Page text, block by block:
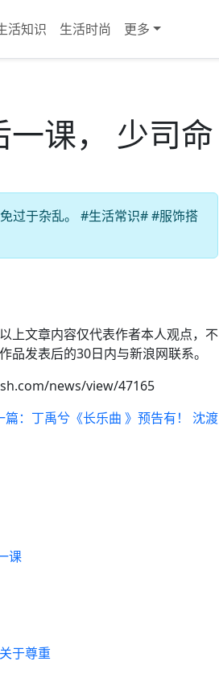
活知识 生活时尚 更多
课， 少司命
过于杂乱。 #生活常识# #服饰搭
上文章内容仅代表作者本人观点，不
发表后的30日内与新浪网联系。
news/view/47165
： 丁禹兮《长乐曲 》预告有！ 沈渡
课
于尊重